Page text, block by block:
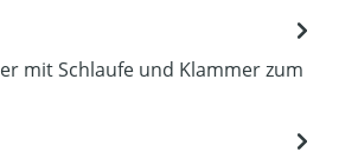
mit Schlaufe und Klammer zum